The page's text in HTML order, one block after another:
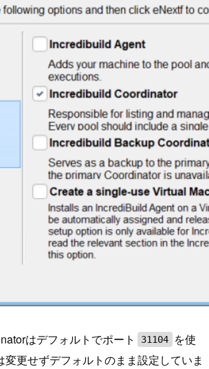
はデフォルトでポート 31104
を使
変更せずデフォルトのまま設定していま